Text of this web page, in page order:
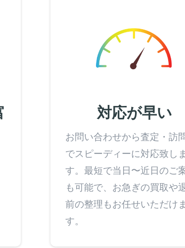
対応が早い
お問い合わせから査定・訪
でスピーディーに対応致しま
す。最短で当日〜近日のご
も可能で、お急ぎの買取や
前の整理もお任せいただけま
す。